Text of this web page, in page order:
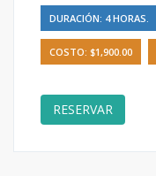
DURACIÓN: 4 HORAS.
COSTO: $1,900.00
RESERVAR